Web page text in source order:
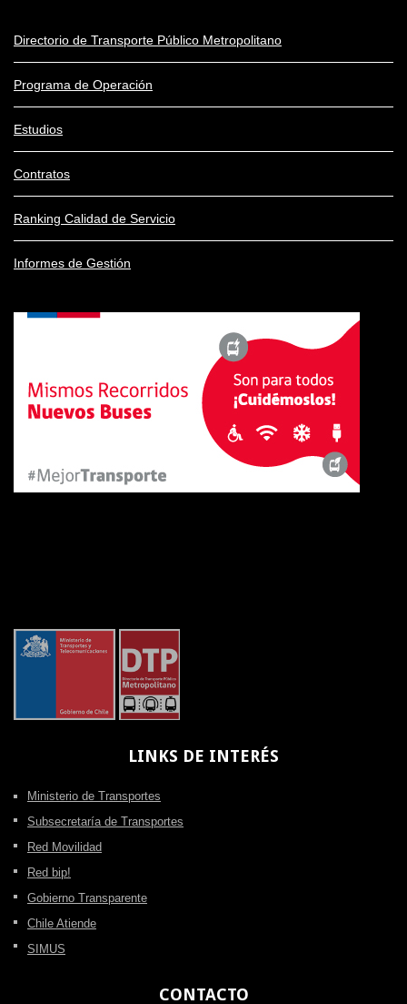
Directorio de Transporte Público Metropolitano
Programa de Operación
Estudios
Contratos
Ranking Calidad de Servicio
Informes de Gestión
LINKS DE INTERÉS
Ministerio de Transportes
Subsecretaría de Transportes
Red Movilidad
Red bip!
Gobierno Transparente
Chile Atiende
SIMUS
CONTACTO